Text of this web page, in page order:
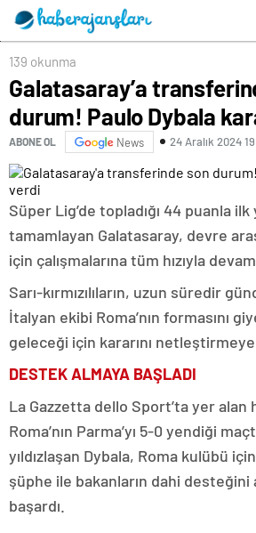
139 okunma
Galatasaray’a
durum! Paulo Dybala
ABONE OL News 24 Aralık 2024
Süper Lig’de topladığı 44 puanla ilk
tamamlayan Galatasaray, devre
için çalışmalarına tüm hızıyla
Sarı-kırmızılıların, uzun süredir
İtalyan ekibi Roma’nın formasını
geleceği için kararını netleştirmeye
DESTEK ALMAYA BAŞLADI
La Gazzetta dello Sport’ta yer alan
Roma’nın Parma’yı 5-0 yendiği
yıldızlaşan Dybala, Roma kulübü
şüphe ile bakanların dahi desteğini
başardı.